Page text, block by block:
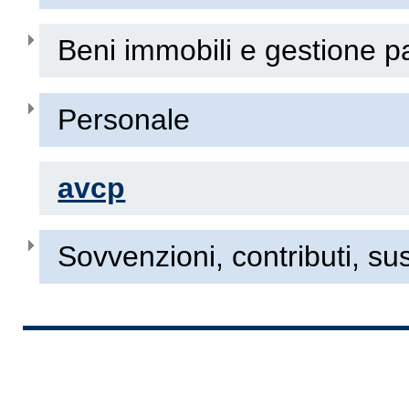
Beni immobili e gestione
Personale
avcp
Sovvenzioni, contributi,